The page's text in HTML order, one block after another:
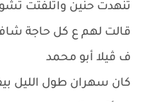
تنهدت حنين واتلفتت
قالت لهم ع كل حاجة
ف ڤيلا أبو محمد
كان سهران طول الليل